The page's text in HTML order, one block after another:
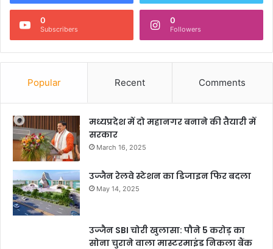
0
Subscribers
0
Followers
Popular Recent Comments
मध्यप्रदेश में दो महानगर बनाने की तैयारी में
सरकार
March 16, 2025
उज्जैन रेलवे स्टेशन का डिजाइन फिर बदला
May 14, 2025
उज्जैन SBI चोरी खुलासा: पौने 5 करोड़ का
सोना चुराने वाला मास्टरमाइंड निकला बैंक